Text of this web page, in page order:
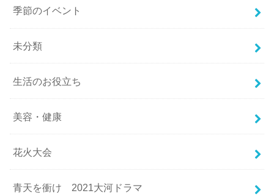
季節のイベント
未分類
生活のお役立ち
美容・健康
花火大会
青天を衝け 2021大河ドラマ